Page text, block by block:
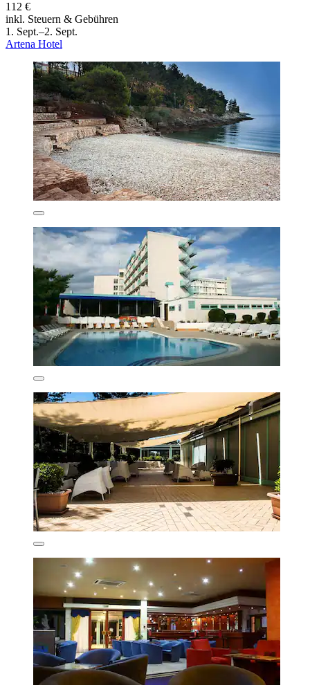
112 €
inkl. Steuern & Gebühren
1. Sept.–2. Sept.
Artena Hotel